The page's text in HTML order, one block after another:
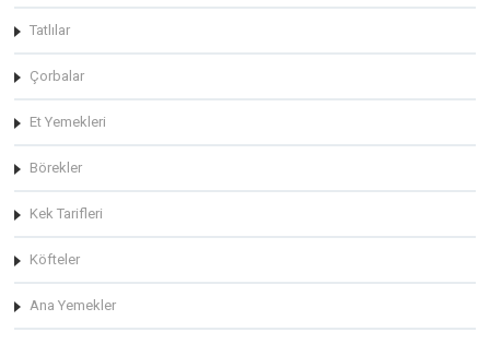
Tatlılar
Çorbalar
Et Yemekleri
Börekler
Kek Tarifleri
Köfteler
Ana Yemekler